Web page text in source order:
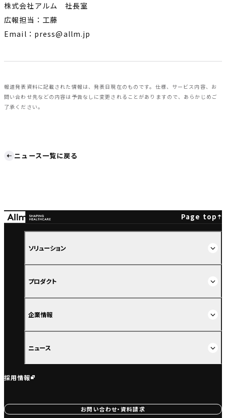
株式会社アルム 社長室
広報担当：工藤
Email：press@allm.jp
報道発表資料に記載された情報は、発表日現在のものです。仕様、サービス内容、お
問い合わせ先などの内容は予告なしに変更されることがありますので、あらかじめご
了承ください。
ニュース一覧に戻る
Page top
ソリューション
プロダクト
企業情報
ニュース
採用情報
お問い合わせ・資料請求